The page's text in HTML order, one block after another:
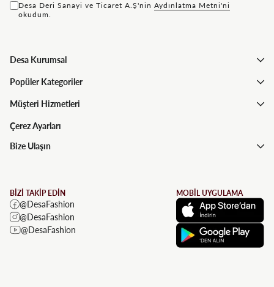
Desa Deri Sanayi ve Ticaret A.Ş'nin Aydınlatma Metni'ni
okudum.
Desa Kurumsal
Popüler Kategoriler
Müşteri Hizmetleri
Çerez Ayarları
Bize Ulaşın
BİZİ TAKİP EDİN
@DesaFashion
@DesaFashion
@DesaFashion
MOBİL UYGULAMA